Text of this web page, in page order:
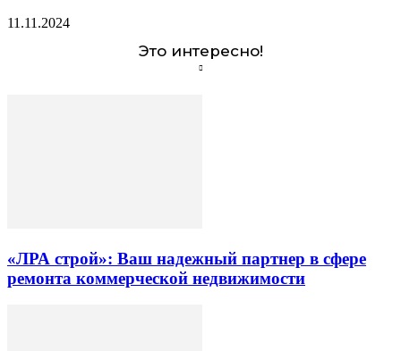
11.11.2024
Это интересно!
«ЛРА строй»: Ваш надежный партнер в сфере
ремонта коммерческой недвижимости